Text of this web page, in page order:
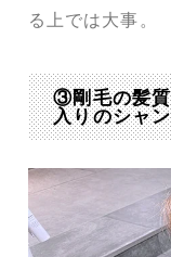
る上では大事。
③剛毛の髪質
入りのシャ